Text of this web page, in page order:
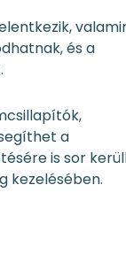
és a
a
is sor
kezelésében.